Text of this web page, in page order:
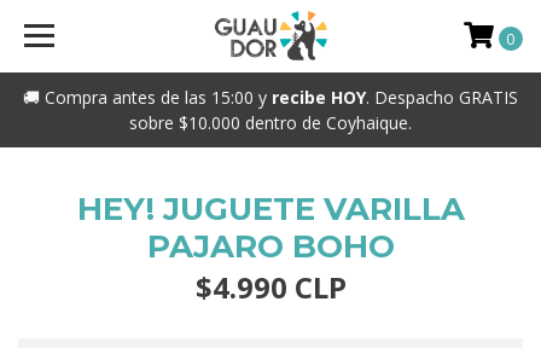
🚚 Compra antes de las 15:00 y recibe HOY. Despacho GRATIS
sobre $10.000 dentro de Coyhaique.
0
HEY! JUGUETE VARILLA
PAJARO BOHO
$4.990 CLP